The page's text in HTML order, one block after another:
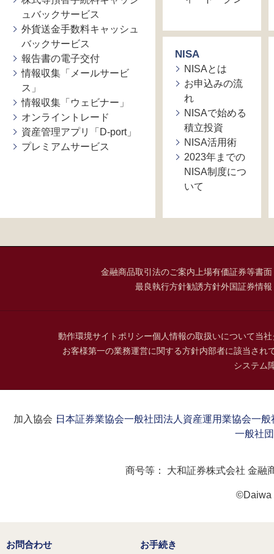
ュバックサービス
外貨送金手数料キャッシュ
バックサービス
報告書の電子交付
情報収集「メールサービ
ス」
情報収集「ウェビナー」
オンライントレード
資産管理アプリ「D-port」
プレミアムサービス
NISA
NISAとは
お申込みの流
れ
NISAで始める
積立投資
NISA活用術
2023年までの
NISA制度につ
いて
金融商品取引法のご案内 上場有価証券等書
最良執行方針勧誘方針外国証券情
動作環境サイトポリシー個人情報の取扱いについて当
お客様第一の業務運営に関する方針内部者に該当され
システム
加入協会：日本証券業協会一般社団法人資産運用業協会一般
一般社
商号等： 大和証券株式会社 金融
©Daiwa
お問合わせ お手続き